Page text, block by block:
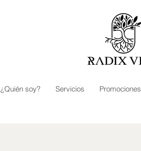
¿Quién soy? Servicios Promociones